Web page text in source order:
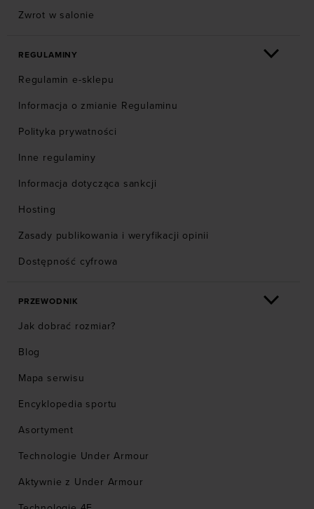
Zwrot w salonie
REGULAMINY
Regulamin e-sklepu
Informacja o zmianie Regulaminu
Polityka prywatności
Inne regulaminy
Informacja dotycząca sankcji
Hosting
Zasady publikowania i weryfikacji opinii
Dostępność cyfrowa
PRZEWODNIK
Jak dobrać rozmiar?
Blog
Mapa serwisu
Encyklopedia sportu
Asortyment
Technologie Under Armour
Aktywnie z Under Armour